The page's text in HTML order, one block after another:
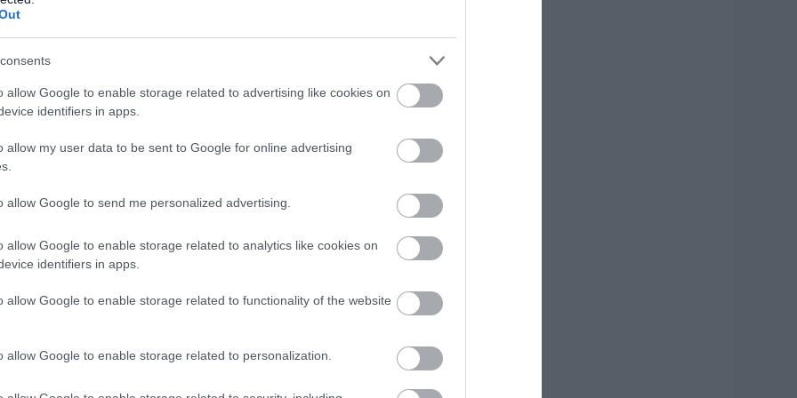
allow Google to enable storage related to advertising like cookies on
identifiers in apps.
allow my user data to be sent to Google for online advertising
allow Google to send me personalized advertising.
allow Google to enable storage related to analytics like cookies on
identifiers in apps.
allow Google to enable storage related to functionality of the website
allow Google to enable storage related to personalization.
να πληθαίνουν επικίνδυνα.
όχημα καλείται να επικοινωνήσει
κάθε πληροφορία μπορεί να
του.
07.08.2026 | 22:20
μήνυμα πέντε
χρόνια μετά τη
καταστροφή του
2021
Νέο τροχαίο με
07.08.2026 | 21:40